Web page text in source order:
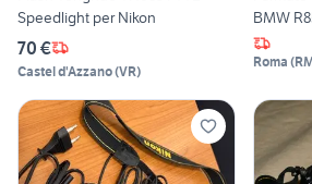
Speedlight per Nikon
70 €
Castel d'Azzano(VR)
BMW
Roma (